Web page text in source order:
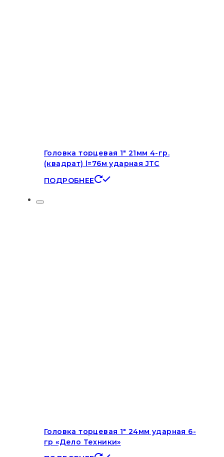
Головка торцевая 1″ 21мм 4-гр.
(квадрат) l=76м ударная JTC
ПОДРОБНЕЕ
Головка торцевая 1″ 24мм ударная 6-
гр «Дело Техники»